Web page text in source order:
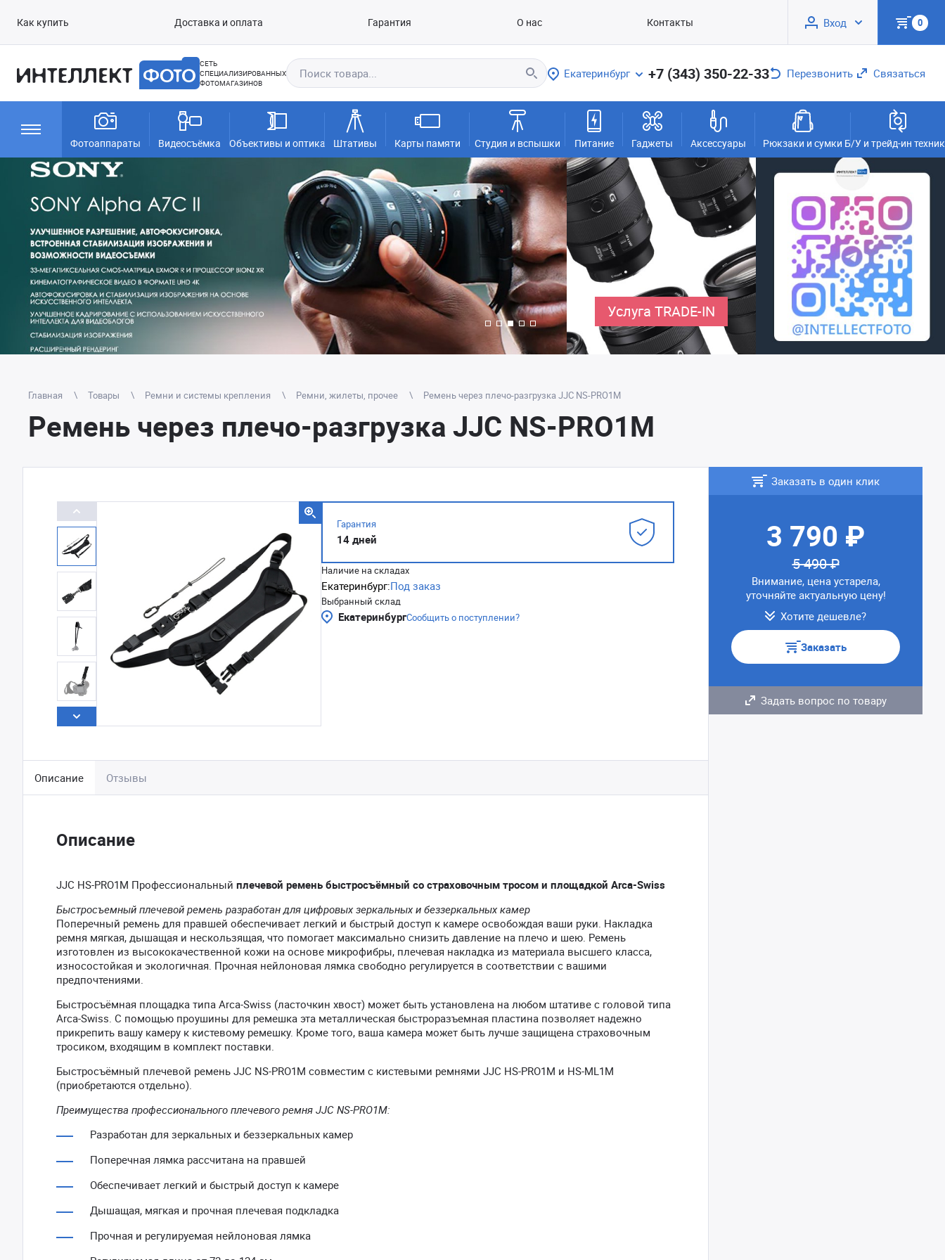
Как купить Доставка и оплата Гарантия О нас Контакты Вход 0
СЕТЬ
СПЕЦИАЛИЗИРОВАННЫХ
ФОТОМАГАЗИНОВ
Екатеринбург +7 (343) 350-22-33 Перезвонить Связаться
Фотоаппараты Видеосъёмка Объективы и оптика Штативы Карты памяти Студия и вспышки Питание Гаджеты Аксессуары Рюкзаки и сумки Б/У и трейд-ин
Услуга TRADE-IN
Главная Товары Ремни и системы крепления Ремни, жилеты, прочее Ремень через плечо-разгрузка JJC NS-PRO1M
Ремень через плечо-разгрузка JJC NS-PRO1M
Гарантия
14 дней
Наличие на складах
Екатеринбург:Под заказ
Выбранный склад
ЕкатеринбургСообщить о поступлении?
Описание Отзывы
Описание
JJC HS-PRO1M Профессиональный плечевой ремень быстросъёмный со страховочным тросом и площадкой Arca-Swiss
Быстросъемный плечевой ремень разработан для цифровых зеркальных и беззеркальных камер
Поперечный ремень для правшей обеспечивает легкий и быстрый доступ к камере освобождая ваши руки. Накладка
ремня мягкая, дышащая и нескользящая, что помогает максимально снизить давление на плечо и шею. Ремень
изготовлен из высококачественной кожи на основе микрофибры, плечевая накладка из материала высшего класса,
износостойкая и экологичная. Прочная нейлоновая лямка свободно регулируется в соответствии с вашими
предпочтениями.
Быстросъёмная площадка типа Arca-Swiss (ласточкин хвост) может быть установлена на любом штативе с головой типа
Arca-Swiss. С помощью проушины для ремешка эта металлическая быстроразъемная пластина позволяет надежно
прикрепить вашу камеру к кистевому ремешку. Кроме того, ваша камера может быть лучше защищена страховочным
тросиком, входящим в комплект поставки.
Быстросъёмный плечевой ремень JJC NS-PRO1M совместим с кистевыми ремнями JJC HS-PRO1M и HS-ML1M
(приобретаются отдельно).
Преимущества профессионального плечевого ремня JJC NS-PRO1M:
Разработан для зеркальных и беззеркальных камер
Поперечная лямка рассчитана на правшей
Обеспечивает легкий и быстрый доступ к камере
Дышащая, мягкая и прочная плечевая подкладка
Прочная и регулируемая нейлоновая лямка
Заказать в один клик
3 790 ₽
5 490 ₽
Внимание, цена устарела,
уточняйте актуальную цену!
Хотите дешевле?
Заказать
Задать вопрос по товару